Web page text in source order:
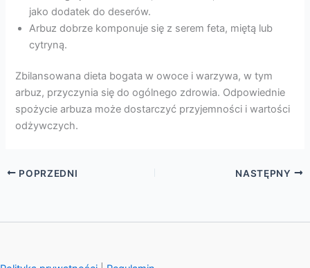
jako dodatek do deserów.
Arbuz dobrze komponuje się z serem feta, miętą lub
cytryną.
Zbilansowana dieta bogata w owoce i warzywa, w tym
arbuz, przyczynia się do ogólnego zdrowia. Odpowiednie
spożycie arbuza może dostarczyć przyjemności i wartości
odżywczych.
POPRZEDNI NASTĘPNY